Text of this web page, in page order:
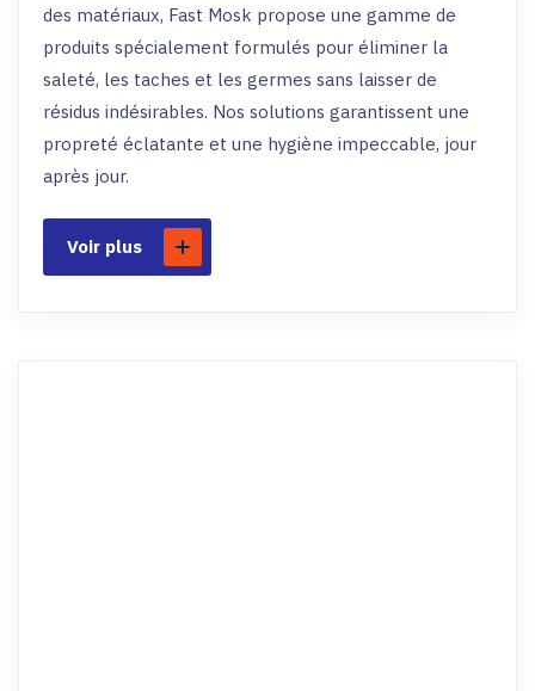
des matériaux, Fast Mosk propose une gamme de
produits spécialement formulés pour éliminer la
saleté, les taches et les germes sans laisser de
résidus indésirables. Nos solutions garantissent une
propreté éclatante et une hygiène impeccable, jour
après jour.
Voir plus